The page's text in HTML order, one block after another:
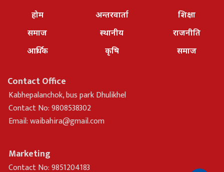
होम
समाज
आर्थिक
अन्तरवार्ता
स्थानीय
कृषि
शिक्षा
राजनीति
समाज
Contact Office
Kabhepalanchok, bus park Dhulikhel
Contact No: 9808538302
Email:waibahira@gmail.com
Marketing
Contact No: 9851204183